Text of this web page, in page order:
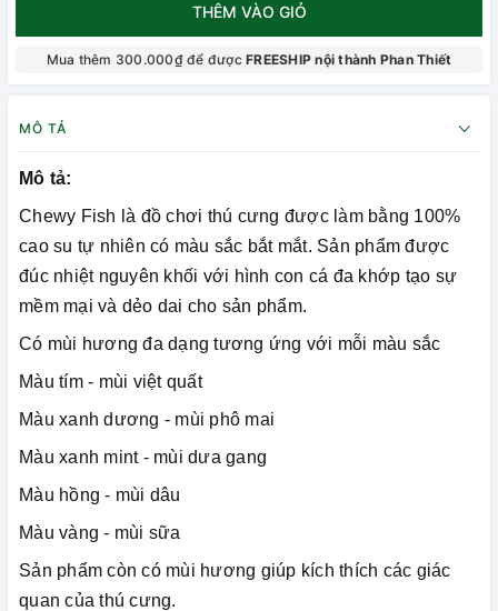
THÊM VÀO GIỎ
Mua thêm 300.000₫ để đượcFREESHIP nội thành Phan Thiết
MÔ TẢ
Mô tả:
Chewy Fish là đồ chơi thú cưng được làm bằng 100%
cao su tự nhiên có màu sắc bắt mắt. Sản phẩm được
đúc nhiệt nguyên khối với hình con cá đa khớp tạo sự
mềm mại và dẻo dai cho sản phẩm.
Có mùi hương đa dạng tương ứng với mỗi màu sắc
Màu tím - mùi việt quất
Màu xanh dương - mùi phô mai
Màu xanh mint - mùi dưa gang
Màu hồng - mùi dâu
Màu vàng - mùi sữa
Sản phẩm còn có mùi hương giúp kích thích các giác
quan của thú cưng.